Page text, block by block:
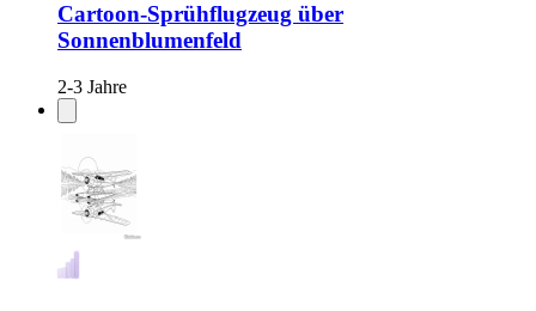
Cartoon-Sprühflugzeug über
Sonnenblumenfeld
2-3 Jahre